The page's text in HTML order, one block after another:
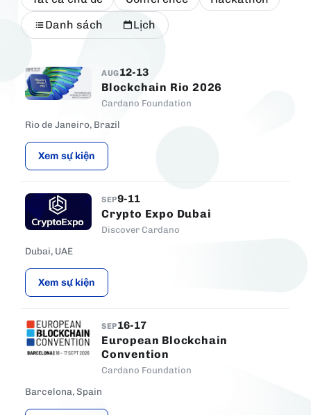
Danh sách
Lịch
AUG12-13
Blockchain Rio 2026
Cardano Foundation
Rio de Janeiro, Brazil
Xem sự kiện
SEP9-11
Crypto Expo Dubai
Discover Cardano
Dubai, UAE
Xem sự kiện
SEP16-17
European Blockchain
Convention
Cardano Foundation
Barcelona, Spain